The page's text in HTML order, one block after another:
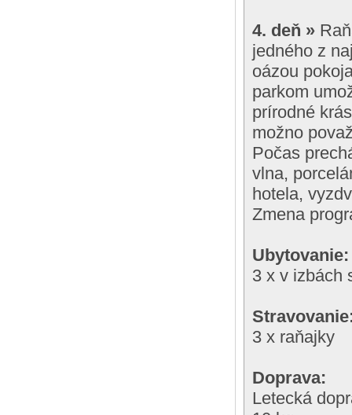
4. deň »
jedného z
oázou
parkom
prírodné
možno
Počas
vlna,
hotela,
Zmena
Ubytovanie:
3 x v izbách
3 x raňajky
Doprava:
Letecká